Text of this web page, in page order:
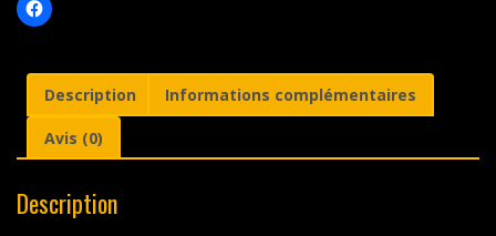
Description Informations complémentaires
Avis (0)
Description